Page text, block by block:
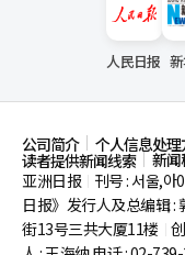
人民日报
公司简介 个人信息处理
读者提供新闻线索
新闻
亚洲日报
刊号 : 서울,아
日报》发行人及总编辑 :
街13号三共大厦11楼